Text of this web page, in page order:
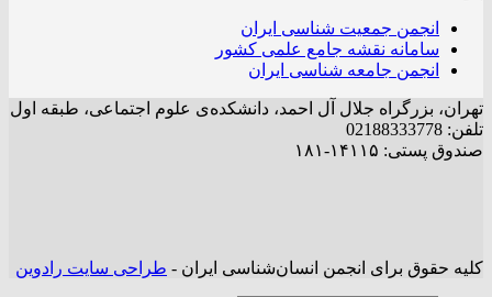
انجمن جمعیت شناسی ایران
سامانه نقشه جامع علمی کشور
انجمن جامعه شناسی ایران
تهران، بزرگراه جلال آل احمد، دانشکده‌ی علوم اجتماعی، طبقه اول
تلفن: 02188333778
صندوق پستی: ۱۴۱۱۵-۱۸۱
کلیه حقوق برای انجمن انسان‌شناسی ایران - طراحی سایت رادوین